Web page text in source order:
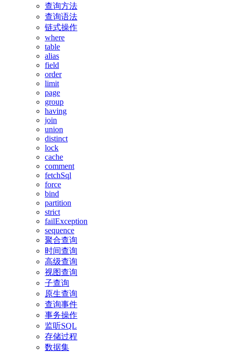
查询方法
查询语法
链式操作
where
table
alias
field
order
limit
page
group
having
join
union
distinct
lock
cache
comment
fetchSql
force
bind
partition
strict
failException
sequence
聚合查询
时间查询
高级查询
视图查询
子查询
原生查询
查询事件
事务操作
监听SQL
存储过程
数据集